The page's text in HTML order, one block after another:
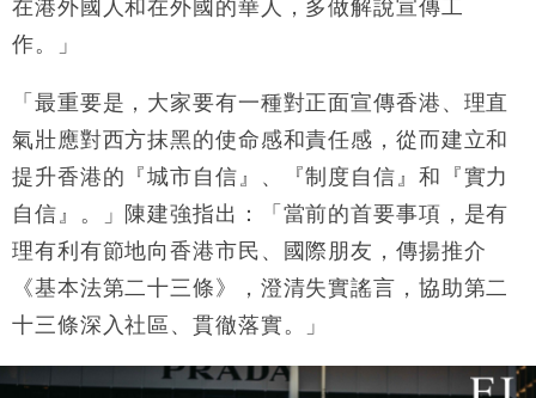
在港外國人和在外國的華人，多做解說宣傳工
作。」
「最重要是，大家要有一種對正面宣傳香港、理直
氣壯應對西方抹黑的使命感和責任感，從而建立和
提升香港的『城市自信』、『制度自信』和『實力
自信』。」陳建強指出：「當前的首要事項，是有
理有利有節地向香港市民、國際朋友，傳揚推介
《基本法第二十三條》，澄清失實謠言，協助第二
十三條深入社區、貫徹落實。」